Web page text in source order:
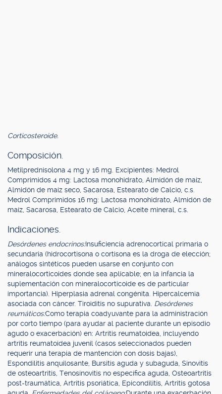
Corticosteroide.
Composición.
Metilprednisolona 4 mg y 16 mg. Excipientes: Medrol
Comprimidos 4 mg: Lactosa monohidrato, Almidón de maíz,
Almidón de maíz seco, Sacarosa, Estearato de Calcio, c.s.
Medrol Comprimidos 16 mg: Lactosa monohidrato, Almidón de
maíz, Sacarosa, Estearato de Calcio, Aceite mineral, c.s.
Indicaciones.
Desórdenes endocrinos:Insuficiencia adrenocortical primaria o
secundaria (hidrocortisona o cortisona es la droga de elección;
análogos sintéticos pueden usarse en conjunto con
mineralocorticoides donde sea aplicable; en la infancia la
suplementación con mineralocorticoide es de particular
importancia). Hiperplasia adrenal congénita. Hipercalcemia
asociada con cáncer. Tiroiditis no supurativa. Desórdenes
reumáticos:Como terapia coadyuvante para la administración
por corto tiempo (para ayudar al paciente durante un episodio
agudo o exacerbación) en: Artritis reumatoidea, incluyendo
artritis reumatoidea juvenil (casos seleccionados pueden
requerir una terapia de mantención con dosis bajas),
Espondilitis anquilosante, Bursitis aguda y subaguda, Sinovitis
de osteoartritis, Tenosinovitis no específica aguda, Osteoartritis
post-traumática, Artritis psoriática, Epicondilitis, Artritis gotosa